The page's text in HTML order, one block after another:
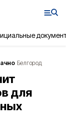
Белгород
для